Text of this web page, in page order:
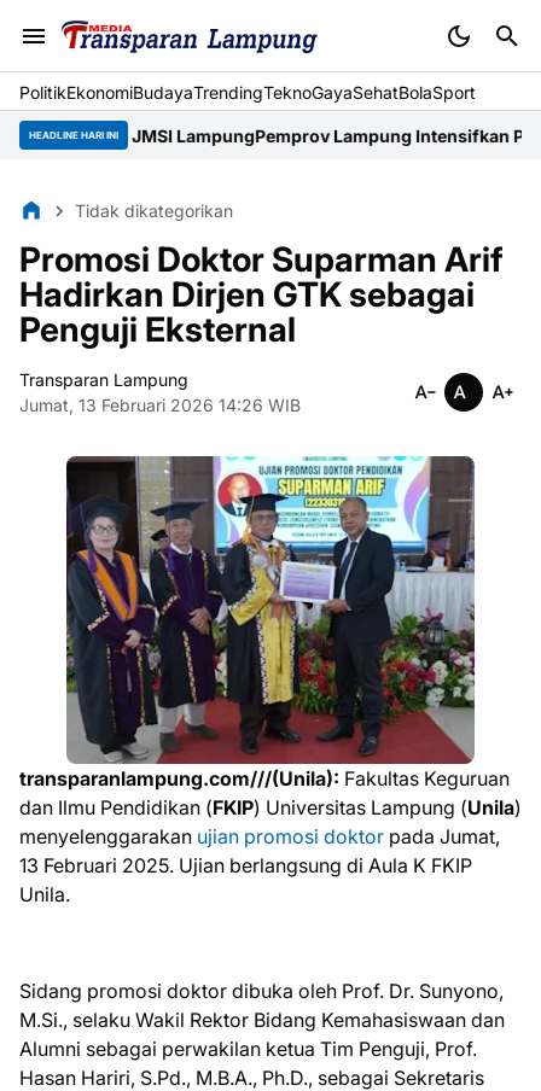
PolitikEkonomiBudayaTrendingTeknoGayaSehatBolaSport
HEADLINE HARI INI
Lampung Pemprov Lampung Intensifkan Percepatan
Tidak dikategorikan
Promosi Doktor Suparman Arif
Hadirkan Dirjen GTK sebagai
Penguji Eksternal
Transparan Lampung
Jumat, 13 Februari 2026 14:26 WIB
transparanlampung.com///(Unila): Fakultas Keguruan
dan Ilmu Pendidikan (FKIP) Universitas Lampung (Unila)
menyelenggarakan ujian promosi doktor pada Jumat,
13 Februari 2025. Ujian berlangsung di Aula K FKIP
Unila.
Sidang promosi doktor dibuka oleh Prof. Dr. Sunyono,
M.Si., selaku Wakil Rektor Bidang Kemahasiswaan dan
Alumni sebagai perwakilan ketua Tim Penguji, Prof.
Hasan Hariri, S.Pd., M.B.A., Ph.D., sebagai Sekretaris